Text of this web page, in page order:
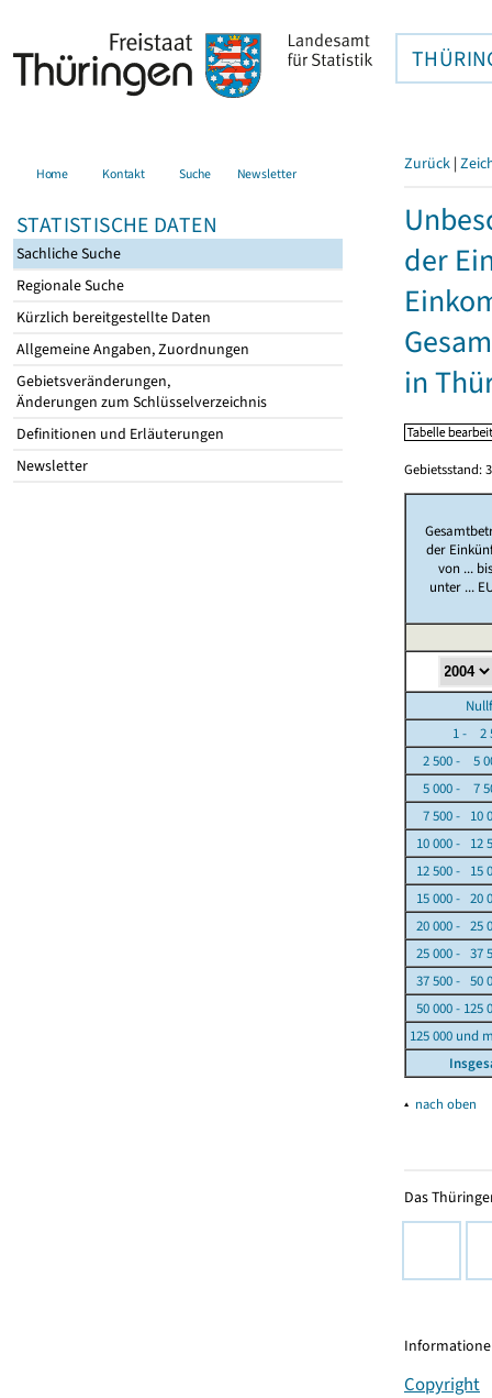
Home Kontakt Suche Newsletter
STATISTISCHE DATEN
Sachliche Suche
Regionale Suche
Kürzlich bereitgestellte Daten
Allgemeine Angaben, Zuordnungen
Gebietsveränderungen,
Änderungen zum Schlüsselverzeichnis
Definitionen und Erläuterungen
Newsletter
Zurück |
der
in
Gebietsstand:
der
von ...
unter ...
1 - 2
2 500 - 5
5 000 - 7
7 500 - 10
10 000 - 12
12 500 - 15
15 000 - 20
20 000 - 25
25 000 - 37
37 500 - 50
50 000 - 125
125 000 und
▴ nach oben
Das
Copyright